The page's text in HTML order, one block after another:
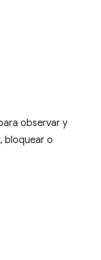
observar y
bloquear o